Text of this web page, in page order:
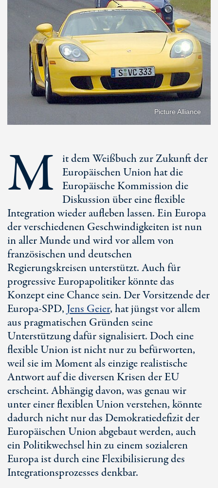
Picture Alliance
M it dem Weißbuch zur Zukunft der
Europäischen Union hat die
Europäische Kommission die
Diskussion über eine flexible
Integration wieder aufleben lassen. Ein Europa
der verschiedenen Geschwindigkeiten ist nun
in aller Munde und wird vor allem von
französischen und deutschen
Regierungskreisen unterstützt. Auch für
progressive Europapolitiker könnte das
Konzept eine Chance sein. Der Vorsitzende der
Europa-SPD,Jens Geier, hat jüngst vor allem
aus pragmatischen Gründen seine
Unterstützung dafür signalisiert. Doch eine
flexible Union ist nicht nur zu befürworten,
weil sie im Moment als einzige realistische
Antwort auf die diversen Krisen der EU
erscheint. Abhängig davon, was genau wir
unter einer flexiblen Union verstehen, könnte
dadurch nicht nur das Demokratiedefizit der
Europäischen Union abgebaut werden, auch
ein Politikwechsel hin zu einem sozialeren
Europa ist durch eine Flexibilisierung des
Integrationsprozesses denkbar.